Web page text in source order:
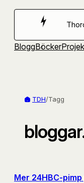
Hoppa
BloggBöcker
TDH/Tagg
Mer 24HBC-